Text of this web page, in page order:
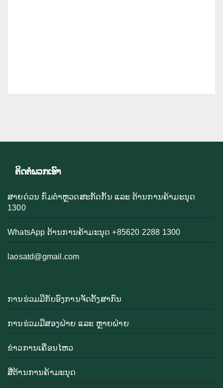
ຕິດຕໍ່ພວກເຮົາ
ສາຍດ່ວນ ກົມຕຳຫຼວດສະກັດກັ້ນ ແລະ ຕ້ານການຄ້າມະນຸດ
1300
WhatsApp ຕ້ານການຄ້າມະນຸດ +85620 2288 1300
laosatd@gmail.com
ການຮ່ວມມືກັບອົງການຈັດຕັ້ງສາກົນ
ການຮ່ວມມືສອງຝ່າຍ ແລະ ຫຼາຍຝ່າຍ
ຂ່າວການເຄື່ອນໄຫວ
ສື່ຕ້ານການຄ້າມະນຸດ